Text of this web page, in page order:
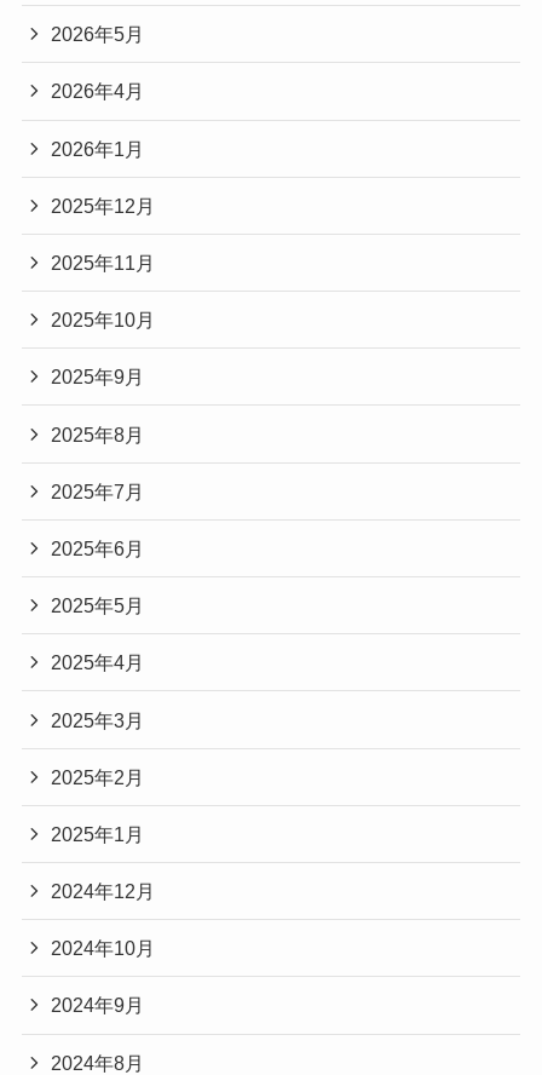
2026年5月
2026年4月
2026年1月
2025年12月
2025年11月
2025年10月
2025年9月
2025年8月
2025年7月
2025年6月
2025年5月
2025年4月
2025年3月
2025年2月
2025年1月
2024年12月
2024年10月
2024年9月
2024年8月